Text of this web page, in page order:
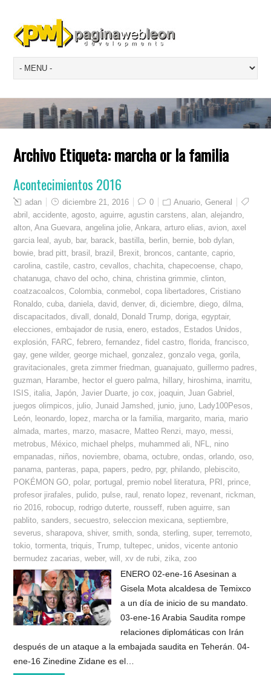
Archivo Etiqueta:marcha or la familia
Acontecimientos 2016
adan diciembre 21, 2016 0 Anuario ,General
abril
,accidente ,agosto ,aguirre ,agustin carstens ,alan ,alejandro
alton ,Ana Guevara ,angelina jolie ,Ankara ,arturo elias ,avion ,axel
garcia leal
,ayub bar, barack bastilla berlin bernie bob dylan
bowie
brad pitt brasil brazil Brexit broncos ,cantante ,caprio
carolina ,castile ,castro ,cevallos ,chachita ,chapecoense ,chapo
chatanuga ,chavo del ocho ,china ,christina grimmie ,clinton
coatzacoalcos ,Colombia ,conmebol ,copa libertadores ,Cristiano
Ronaldo ,cuba ,daniela ,david ,denver,di ,diciembre ,diego ,dilma
discapacitados ,divall ,donald Donald Trump ,doriga ,egyptair,
elecciones ,embajador de rusia ,enero ,estados Estados Unidos
explosión
FARC ,febrero ,fernandez ,fidel castro ,florida ,francisco
gay,gene wilder,george michael ,gonzalez ,gonzalo vega ,gorila
gravitacionales ,greta zimmer friedman ,guanajuato ,guillermo padres
guzman
Harambe hector el guero palma hillary, hiroshima inarritu
ISIS
italia ,Japón ,Javier Duarte jo cox joaquin ,Juan Gabriel
juegos olimpicos
julio ,Junaid Jamshed junio juno Lady100Pesos
León
leonardo lopez marcha or la familia margarito maria mario
almada martes marzo masacre Matteo Renzi mayo messi
metrobus
México michael phelps muhammed ali NFL
nino
empanadas
niños noviembre ,obama ,octubre ,ondas ,orlando ,oso
panama panteras papa papers pedro pgr, philando plebiscito
POKÉMON GO polar, portugal premio nobel literatura PRI prince
profesor jirafales
pulido pulse raul renato lopez revenant rickman
rio 2016 robocup rodrigo duterte rousseff ruben aguirre ,san
pablito ,sanders ,secuestro ,seleccion mexicana ,septiembre
severus ,sharapova ,shiver,smith ,sonda ,sterling ,super,terremoto
tokio ,tormenta ,triquis ,Trump ,tultepec unidos ,vicente antonio
bermudez zacarias ,weber,will ,xv de rubi zika zoo
ENERO 02-ene-16 Asesinan a
Gisela Mota alcaldesa de Temixco
a un día de inicio de su mandato.
03-ene-16 Arabia Saudita rompe
relaciones diplomáticas con Irán
después de un ataque a la embajada saudita en Teherán. 04-
ene-16 Zinedine Zidane es el…